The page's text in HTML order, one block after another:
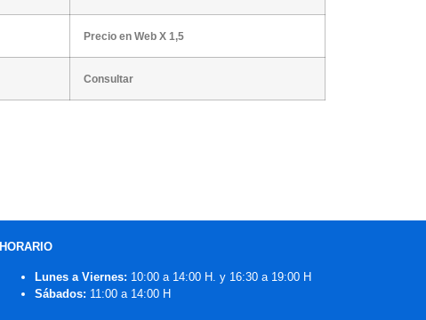
Precio en Web X 1,5
Consultar
HORARIO
Lunes a Viernes: 10:00 a 14:00 H. y 16:30 a 19:00 H
Sábados: 11:00 a 14:00 H